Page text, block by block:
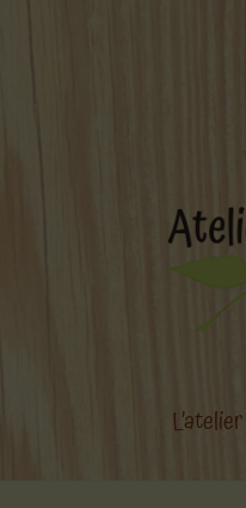
navigation
L’atelier